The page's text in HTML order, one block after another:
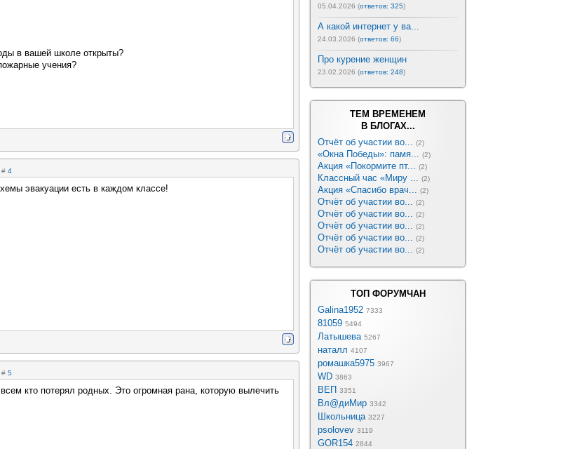
в вашей школе открыты?
учения?
# 4
эвакуации есть в каждом классе!
# 5
кто потерял родных. Это огромная рана, которую вылечить
05.04.2026 (ответов: 325)
А какой интернет у ва...
24.03.2026 (ответов: 66)
Про курение женщин
23.02.2026 (ответов: 248)
ТЕМ ВРЕМЕНЕМ
В БЛОГАХ...
Отчёт об участии во... (2)
«Окна Победы»: памя... (2)
Акция «Покормите пт... (2)
Классный час «Миру ... (2)
Акция «Спасибо врач... (2)
Отчёт об участии во... (2)
Отчёт об участии во... (2)
Отчёт об участии во... (2)
Отчёт об участии во... (2)
Отчёт об участии во... (2)
ТОП ФОРУМЧАН
Galina1952 7333
81059 5494
Латышева 5267
наталл 4107
ромашка5975 3967
WD 3863
ВЕП 3351
Вл@диМир 3342
Школьница 3227
psolovev 3119
GOR154 2844